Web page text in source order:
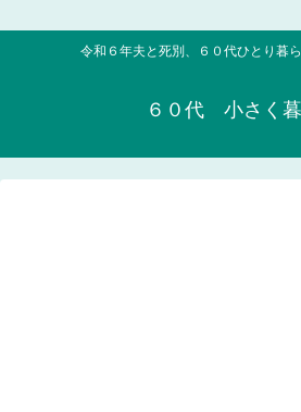
令和６年夫と死別、６０代ひとり暮ら
６０代 小さく